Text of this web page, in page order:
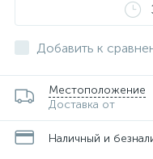
Добавить к
Местоположение
Доставка от
Наличный и